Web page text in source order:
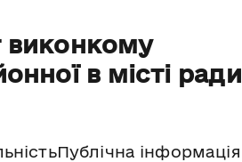
виконкому
в місті ради
Публічна інформація